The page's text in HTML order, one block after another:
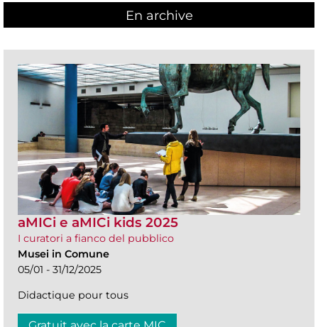
En archive
aMICi e aMICi kids 2025
I curatori a fianco del pubblico
Musei in Comune
05/01 - 31/12/2025
Didactique pour tous